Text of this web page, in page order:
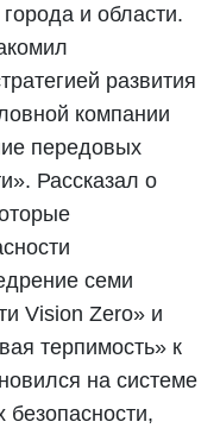
и области.
развития
компании
передовых
Рассказал о
семи
Vision Zero» и
терпимость» к
на системе
безопасности,